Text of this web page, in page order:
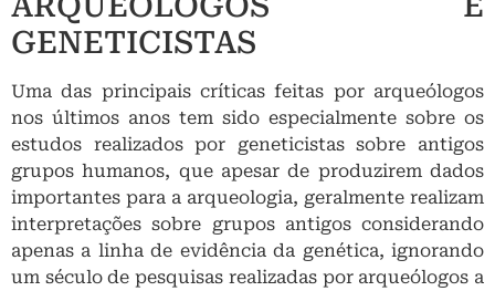
GENETICISTAS
Uma das principais críticas feitas por arqueólogos
nos últimos anos tem sido especialmente sobre os
estudos realizados por geneticistas sobre antigos
grupos humanos, que apesar de produzirem dados
importantes para a arqueologia, geralmente realizam
interpretações sobre grupos antigos considerando
apenas a linha de evidência da genética, ignorando
um século de pesquisas realizadas por arqueólogos a